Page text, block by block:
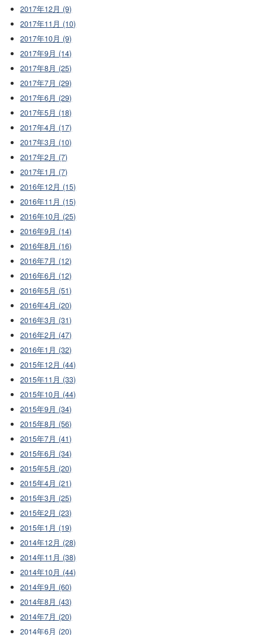
2017年12月 (9)
2017年11月 (10)
2017年10月 (9)
2017年9月 (14)
2017年8月 (25)
2017年7月 (29)
2017年6月 (29)
2017年5月 (18)
2017年4月 (17)
2017年3月 (10)
2017年2月 (7)
2017年1月 (7)
2016年12月 (15)
2016年11月 (15)
2016年10月 (25)
2016年9月 (14)
2016年8月 (16)
2016年7月 (12)
2016年6月 (12)
2016年5月 (51)
2016年4月 (20)
2016年3月 (31)
2016年2月 (47)
2016年1月 (32)
2015年12月 (44)
2015年11月 (33)
2015年10月 (44)
2015年9月 (34)
2015年8月 (56)
2015年7月 (41)
2015年6月 (34)
2015年5月 (20)
2015年4月 (21)
2015年3月 (25)
2015年2月 (23)
2015年1月 (19)
2014年12月 (28)
2014年11月 (38)
2014年10月 (44)
2014年9月 (60)
2014年8月 (43)
2014年7月 (20)
2014年6月 (20)